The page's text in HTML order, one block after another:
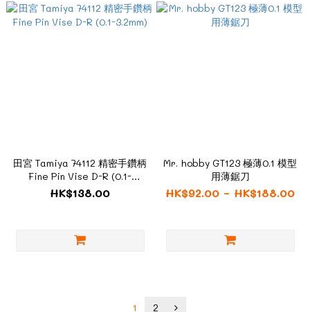
田宮 Tamiya 74112 精密手鑽柄
Fine Pin Vise D-R (0.1-
3.2mm)
HK$138.00
Mr. hobby GT123 極薄0.1 模型
用薄鋸刀
HK$92.00 ~ HK$188.00
1 2